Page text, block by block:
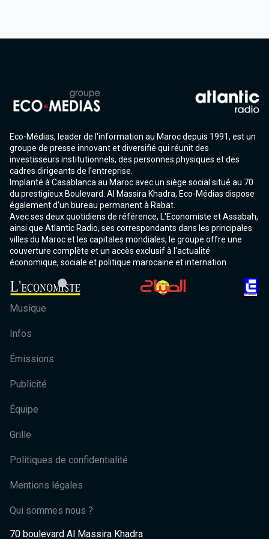
Eco-Médias, leader de l'information au Maroc depuis 1991, est un
groupe de presse innovant et diversifié qui réunit des
investisseurs institutionnels, des personnes physiques et des
cadres dirigeants de l'entreprise.
Implanté à Casablanca au Maroc avec un siège social situé au 70
du prestigieux Boulevard. Al Massira Khadra, Eco-Médias dispose
également d'un bureau permanent à Rabat.
Avec ses deux quotidiens de référence, L'Economiste et Assabah,
ainsi que Atlantic Radio, ses correspondants dans les principales
villes du Maroc et les capitales mondiales, le groupe offre une
couverture complète et un accès exclusif à l'actualité
économique, sociale et politique marocaine et internation
Musique
Infos
Émissions
Publicité
Équipe
Grille
Politiques de confidentialité
Mentions légales
Qui sommes nous ?
70 boulevard Al Massira Khadra